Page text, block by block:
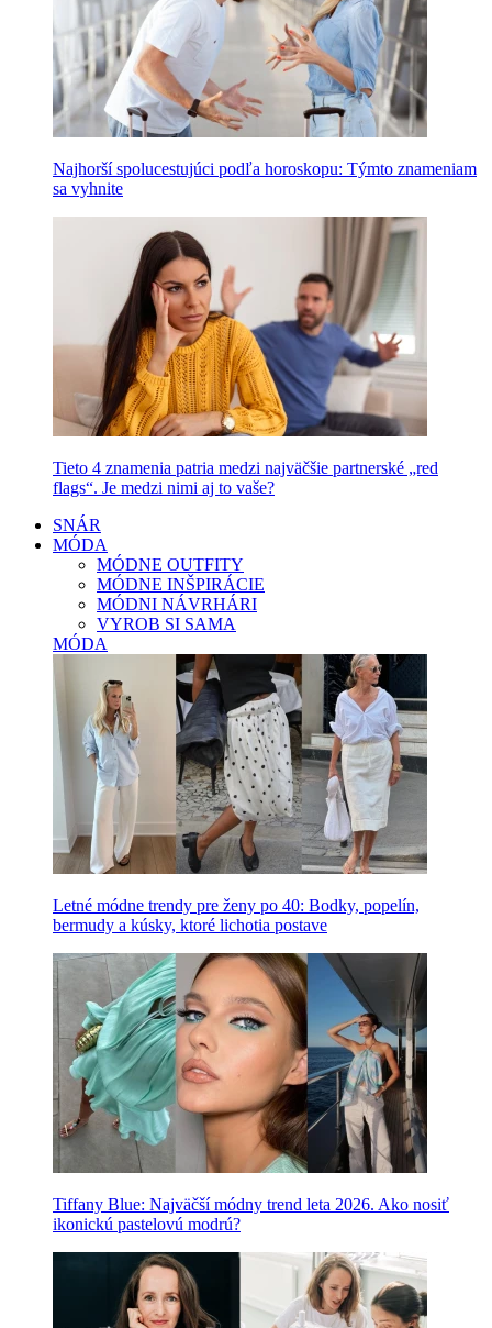
Najhorší spolucestujúci podľa horoskopu: Týmto znameniam
sa vyhnite
Tieto 4 znamenia patria medzi najväčšie partnerské „red
flags“. Je medzi nimi aj to vaše?
SNÁR
MÓDA
MÓDNE OUTFITY
MÓDNE INŠPIRÁCIE
MÓDNI NÁVRHÁRI
VYROB SI SAMA
MÓDA
Letné módne trendy pre ženy po 40: Bodky, popelín,
bermudy a kúsky, ktoré lichotia postave
Tiffany Blue: Najväčší módny trend leta 2026. Ako nosiť
ikonickú pastelovú modrú?